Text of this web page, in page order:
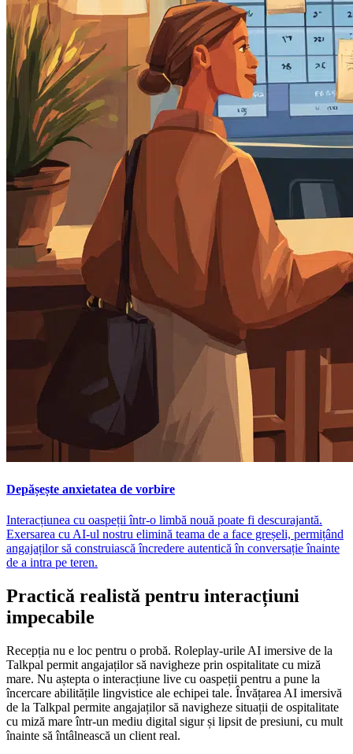
Depășește anxietatea de vorbire
Interacțiunea cu oaspeții într-o limbă nouă poate fi descurajantă.
Exersarea cu AI-ul nostru elimină teama de a face greșeli, permițând
angajaților să construiască încredere autentică în conversație înainte
de a intra pe teren.
Practică realistă pentru interacțiuni
impecabile
Recepția nu e loc pentru o probă. Roleplay-urile AI imersive de la
Talkpal permit angajaților să navigheze prin ospitalitate cu miză
mare. Nu aștepta o interacțiune live cu oaspeții pentru a pune la
încercare abilitățile lingvistice ale echipei tale. Învățarea AI imersivă
de la Talkpal permite angajaților să navigheze situații de ospitalitate
cu miză mare într-un mediu digital sigur și lipsit de presiuni, cu mult
înainte să întâlnească un client real.